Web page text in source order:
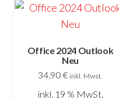
Office 2024 Outlook
Neu
34,90€ inkl. Mwst.
inkl. 19 % MwSt.